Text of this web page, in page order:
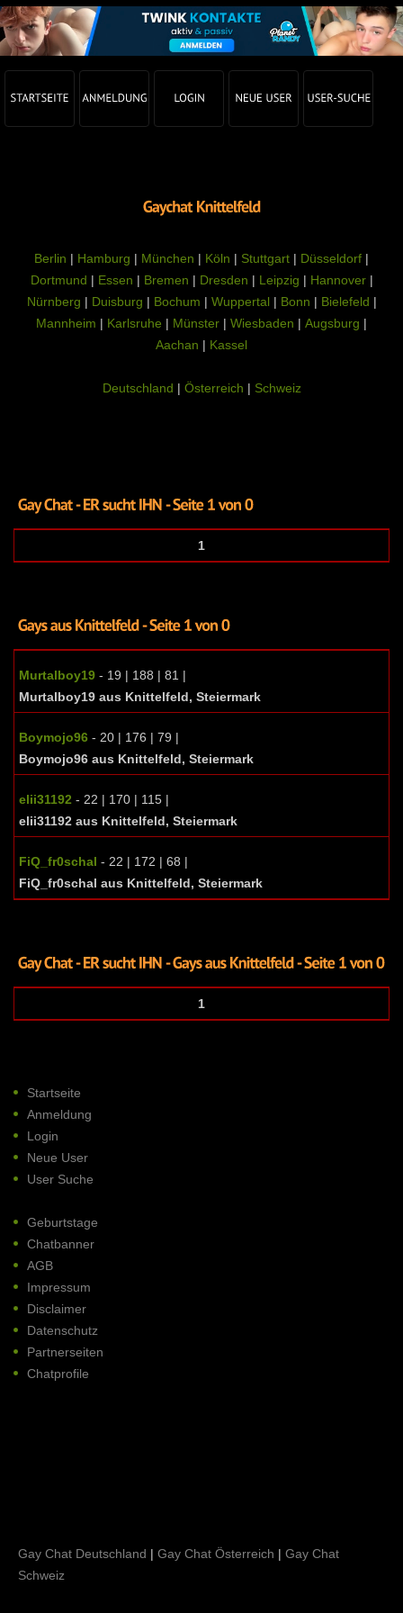
Berlin | Hamburg | München | Köln | Stuttgart | Düsseldorf |
Dortmund | Essen | Bremen | Dresden | Leipzig | Hannover|
Nürnberg | Duisburg | Bochum | Wuppertal | Bonn | Bielefeld |
Mannheim | Karlsruhe | Münster | Wiesbaden | Augsburg |
Aachan | Kassel
Deutschland | Österreich | Schweiz
1
Murtalboy19 - 19 | 188 | 81 |
Murtalboy19 aus Knittelfeld, Steiermark
Boymojo96 - 20 | 176 | 79 |
Boymojo96 aus Knittelfeld, Steiermark
elii31192 - 22 | 170 | 115 |
elii31192 aus Knittelfeld, Steiermark
FiQ_fr0schal - 22 | 172 | 68 |
FiQ_fr0schal aus Knittelfeld, Steiermark
1
Startseite
Anmeldung
Login
Neue User
User Suche
Geburtstage
Chatbanner
AGB
Impressum
Disclaimer
Datenschutz
Partnerseiten
Chatprofile
Gay Chat Deutschland | Gay Chat Österreich | Gay Chat
Schweiz